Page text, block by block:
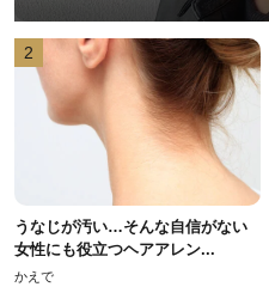
2
うなじが汚い…そんな自信がない
女性にも役立つヘアアレン...
かえで